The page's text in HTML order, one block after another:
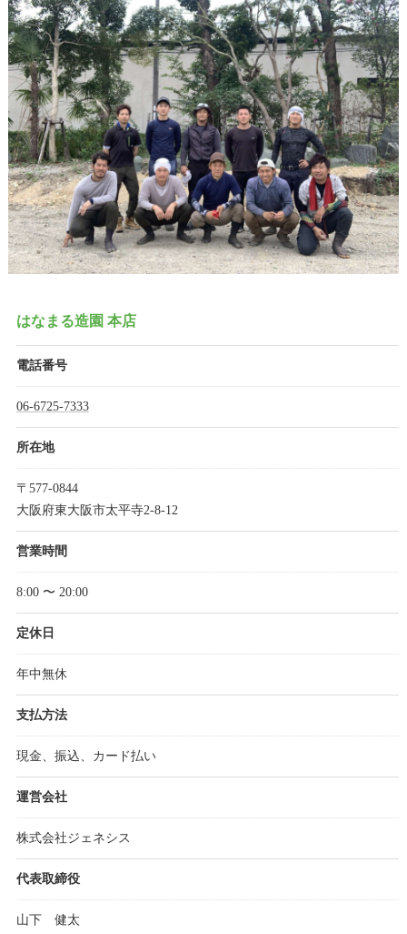
はなまる造園 本店
電話番号
06-6725-7333
所在地
〒577-0844
大阪府東大阪市太平寺2-8-12
営業時間
8:00 〜 20:00
定休日
年中無休
支払方法
現金、振込、カード払い
運営会社
株式会社ジェネシス
代表取締役
山下 健太